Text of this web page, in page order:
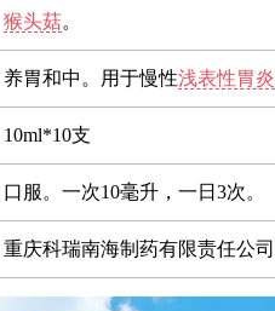
猴头菇。
养胃和中。用于慢性浅表性胃炎
10ml*10支
口服。一次10毫升，一日3次。
重庆科瑞南海制药有限责任公司